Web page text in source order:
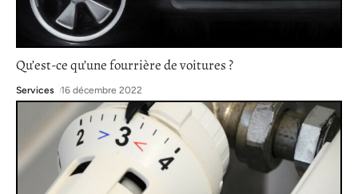
Qu’est-ce qu’une fourrière de voitures ?
Services 16 décembre 2022